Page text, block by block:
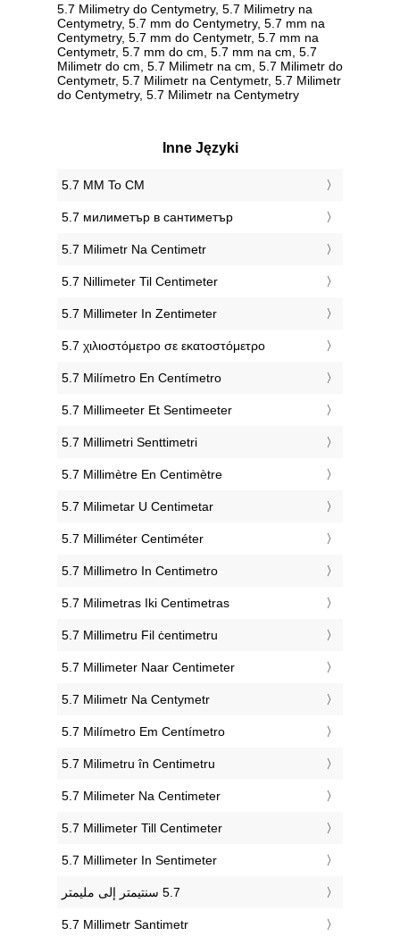
5.7 Milimetry do Centymetry, 5.7 Milimetry na
Centymetry, 5.7 mm do Centymetry, 5.7 mm na
Centymetry, 5.7 mm do Centymetr, 5.7 mm na
Centymetr, 5.7 mm do cm, 5.7 mm na cm, 5.7
Milimetr do cm, 5.7 Milimetr na cm, 5.7 Milimetr do
Centymetr, 5.7 Milimetr na Centymetr, 5.7 Milimetr
do Centymetry, 5.7 Milimetr na Centymetry
Inne Języki
‎5.7 MM To CM
‎5.7 милиметър в сантиметър
‎5.7 Milimetr Na Centimetr
‎5.7 Nillimeter Til Centimeter
‎5.7 Millimeter In Zentimeter
‎5.7 χιλιοστόμετρο σε εκατοστόμετρο
‎5.7 Milímetro En Centímetro
‎5.7 Millimeeter Et Sentimeeter
‎5.7 Millimetri Senttimetri
‎5.7 Millimètre En Centimètre
‎5.7 Milimetar U Centimetar
‎5.7 Milliméter Centiméter
‎5.7 Millimetro In Centimetro
‎5.7 Milimetras Iki Centimetras
‎5.7 Millimetru Fil ċentimetru
‎5.7 Millimeter Naar Centimeter
‎5.7 Milimetr Na Centymetr
‎5.7 Milímetro Em Centímetro
‎5.7 Milimetru în Centimetru
‎5.7 Milimeter Na Centimeter
‎5.7 Millimeter Till Centimeter
‎5.7 Millimeter In Sentimeter
‎5.7 Millimetr Santimetr